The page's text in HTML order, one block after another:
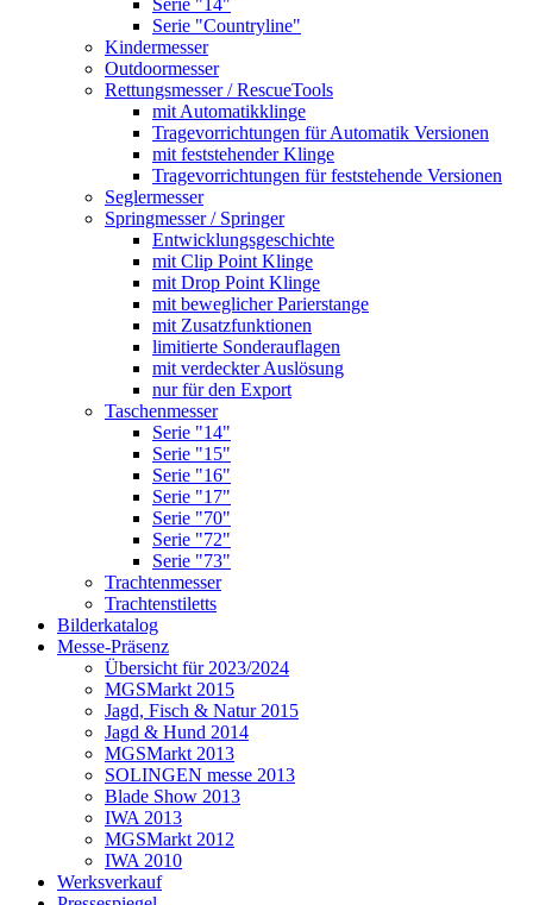
Serie "14"
Serie "Countryline"
Kindermesser
Outdoormesser
Rettungsmesser / RescueTools
mit Automatikklinge
Tragevorrichtungen für Automatik Versionen
mit feststehender Klinge
Tragevorrichtungen für feststehende Versionen
Seglermesser
Springmesser / Springer
Entwicklungsgeschichte
mit Clip Point Klinge
mit Drop Point Klinge
mit beweglicher Parierstange
mit Zusatzfunktionen
limitierte Sonderauflagen
mit verdeckter Auslösung
nur für den Export
Taschenmesser
Serie "14"
Serie "15"
Serie "16"
Serie "17"
Serie "70"
Serie "72"
Serie "73"
Trachtenmesser
Trachtenstiletts
Bilderkatalog
Messe-Präsenz
Übersicht für 2023/2024
MGSMarkt 2015
Jagd, Fisch & Natur 2015
Jagd & Hund 2014
MGSMarkt 2013
SOLINGEN messe 2013
Blade Show 2013
IWA 2013
MGSMarkt 2012
IWA 2010
Werksverkauf